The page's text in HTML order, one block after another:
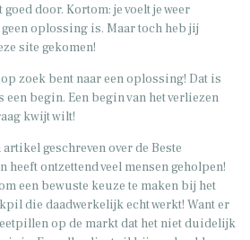
door. Kortom: je voelt je weer
oplossing is. Maar toch heb jij
site gekomen!
zoek bent naar een oplossing! Dat is
een begin. Een begin van het verliezen
kwijt wilt!
geschreven over de Beste
heeft ontzettend veel mensen geholpen!
een bewuste keuze te maken bij het
die daadwerkelijk echt werkt! Want er
op de markt dat het niet duidelijk